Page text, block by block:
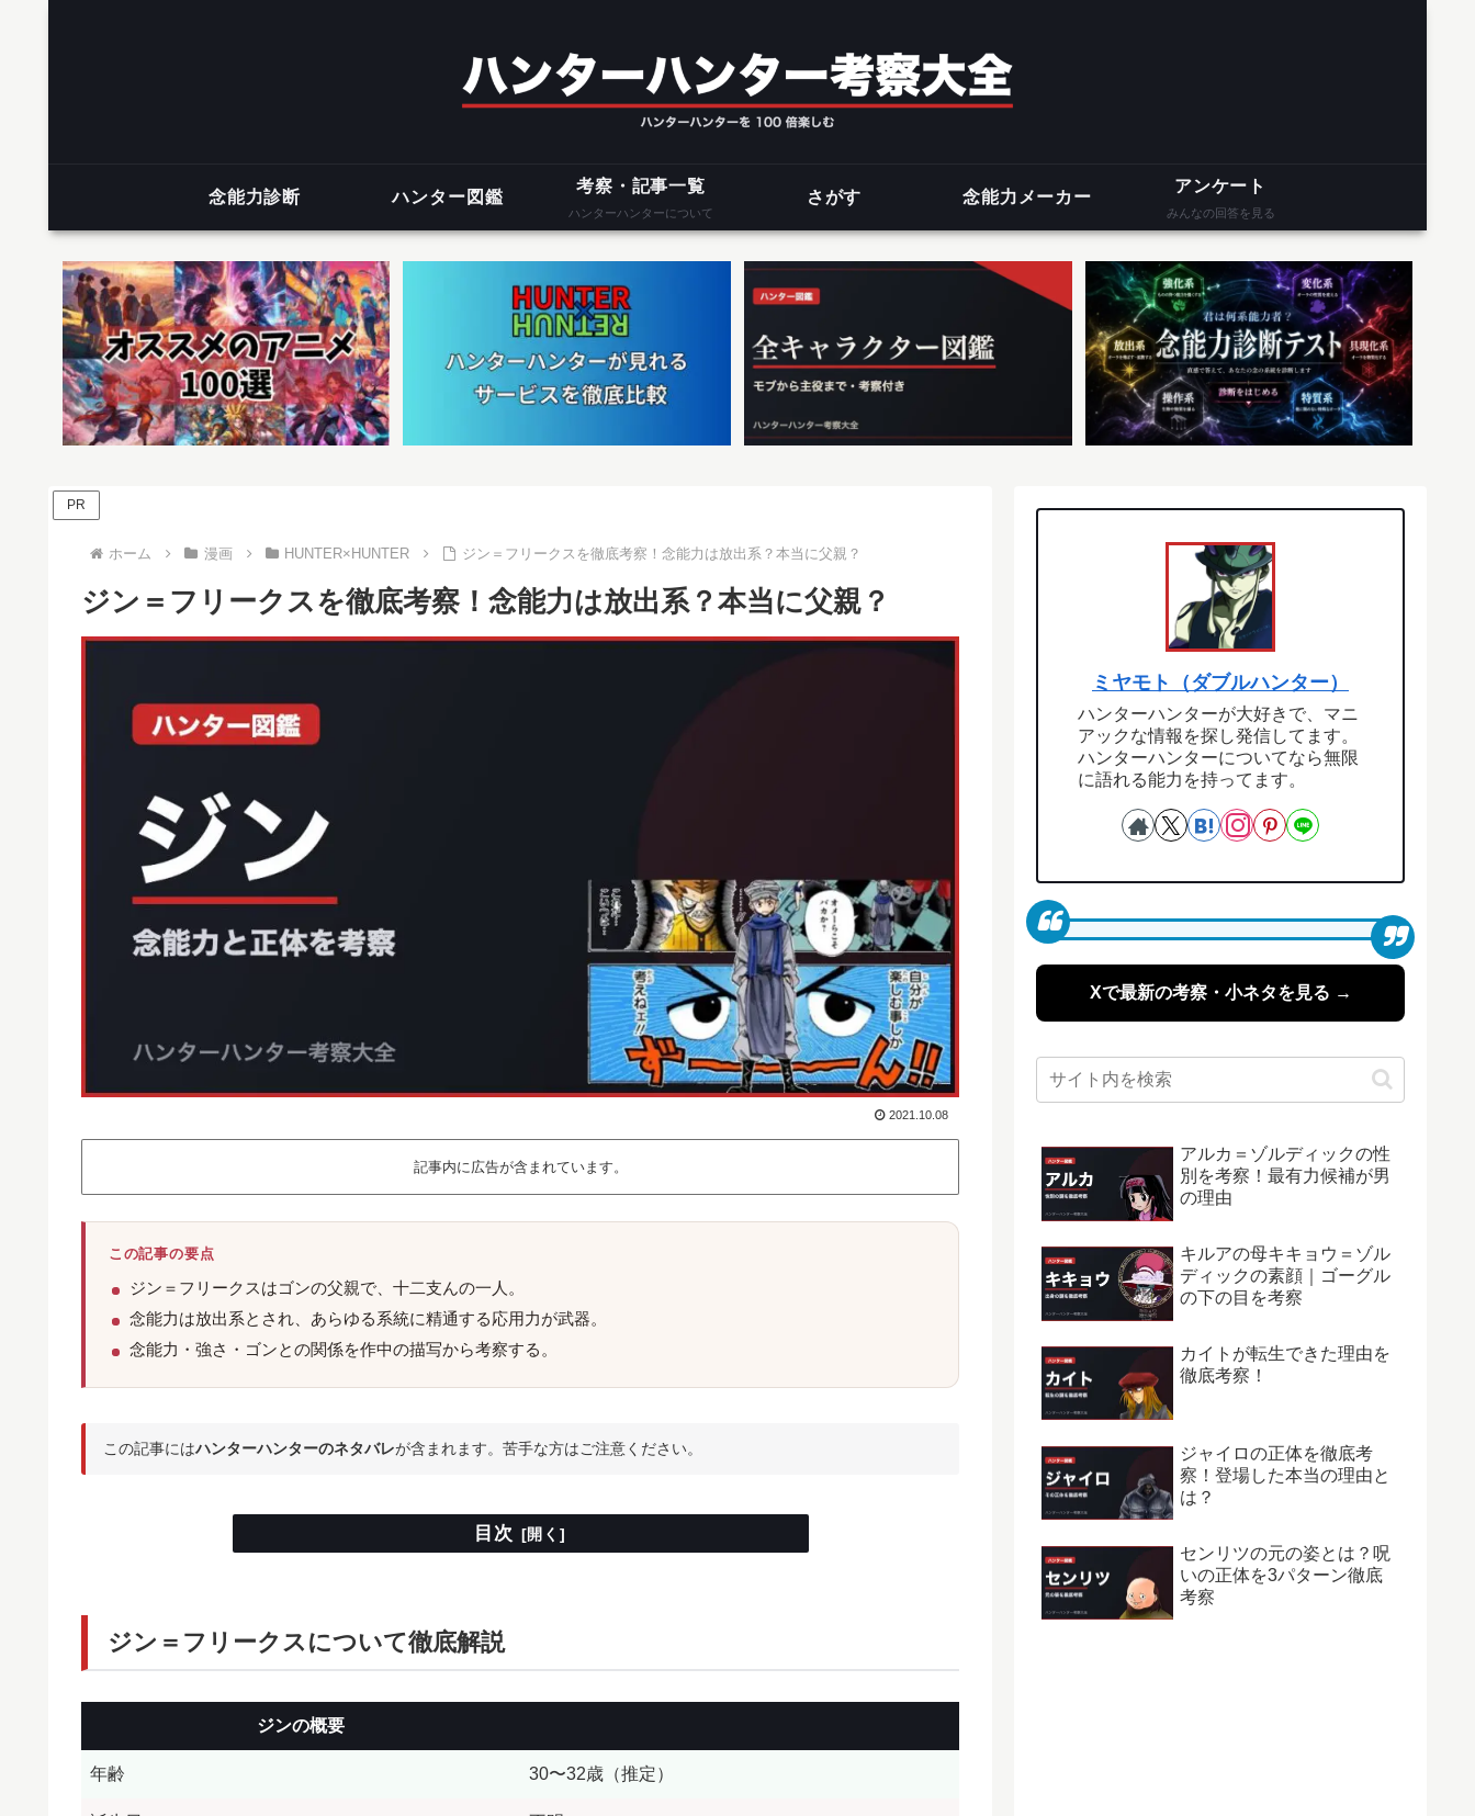
念能力診断 ハンター図鑑
考察・記事一覧
ハンターハンターについて
さがす 念能力メーカー
アンケート
みんなの回答を見る
PR
ホーム 漫画 HUNTER×HUNTER ジン＝フリークスを徹底考察！念能力は放出系？本当に父親？
ジン＝フリークスを徹底考察！念能力は放出系？本当に父親？
2021.10.08
記事内に広告が含まれています。
この記事の要点
ジン＝フリークスはゴンの父親で、十二支んの一人。
念能力は放出系とされ、あらゆる系統に精通する応用力が武器。
念能力・強さ・ゴンとの関係を作中の描写から考察する。
この記事にはハンターハンターのネタバレが含まれます。苦手な方はご注意ください。
目次
ジン＝フリークスについて徹底解説
ジンの概要
年齢 30〜32歳（推定）
ミヤモト（ダブルハンター）
ハンターハンターが大好きで、マニ
アックな情報を探し発信してます。
ハンターハンターについてなら無限
に語れる能力を持ってます。
Xで最新の考察・小ネタを見る →
アルカ＝ゾルディックの性
別を考察！最有力候補が男
の理由
キルアの母キキョウ＝ゾル
ディックの素顔｜ゴーグル
の下の目を考察
カイトが転生できた理由を
徹底考察！
ジャイロの正体を徹底考
察！登場した本当の理由と
は？
センリツの元の姿とは？呪
いの正体を3パターン徹底
考察